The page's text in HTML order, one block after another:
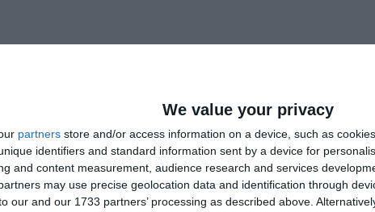
We value your privacy
partners store and/or access information on a device, such as
identifiers and standard information sent by a device for
and content measurement, audience research and services
may use precise geolocation data and identification through
our and our 1733 partners’ processing as described above.
Constanța este format dintr-o pânză dreptunghiulară cu
de culoare alb, încărcat cu stema municipiului Constanța
sub stemă este inscripționat statutul și denumirea
se fixează pe hampă în partea stângă, pe lățime.
modelului de steag